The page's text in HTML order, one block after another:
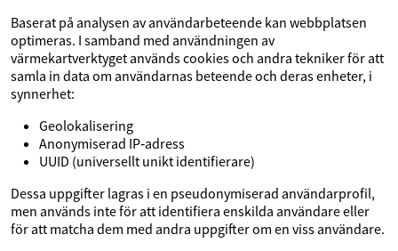
Baserat på analysen av användarbeteende kan webbplatsen
optimeras. I samband med användningen av
värmekartverktyget används cookies och andra tekniker för att
samla in data om användarnas beteende och deras enheter, i
synnerhet:
Geolokalisering
Anonymiserad IP‑adress
UUID (universellt unikt identifierare)
Dessa uppgifter lagras i en pseudonymiserad användarprofil,
men används inte för att identifiera enskilda användare eller
för att matcha dem med andra uppgifter om en viss användare.